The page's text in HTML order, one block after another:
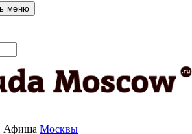
меню
Афиша Москвы